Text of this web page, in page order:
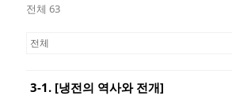
전체 63
3-1. [냉전의 역사와 전개]